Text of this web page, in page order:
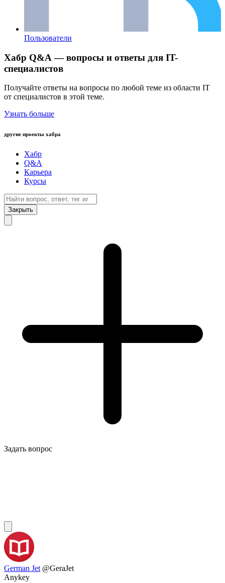
Пользователи
Хабр Q&A — вопросы и ответы для IT-
специалистов
Получайте ответы на вопросы по любой теме из области IT
от специалистов в этой теме.
Узнать больше
другие проекты хабра
Хабр
Q&A
Карьера
Курсы
Закрыть
Задать вопрос
German Jet @GeraJet
Anykey